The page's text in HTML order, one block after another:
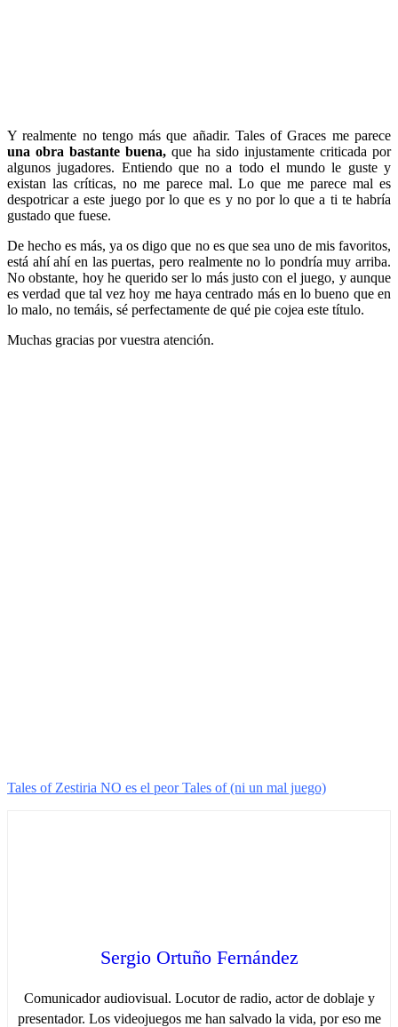
Y realmente no tengo más que añadir. Tales of Graces me parece
una obra bastante buena, que ha sido injustamente criticada por
algunos jugadores. Entiendo que no a todo el mundo le guste y
existan las críticas, no me parece mal. Lo que me parece mal es
despotricar a este juego por lo que es y no por lo que a ti te habría
gustado que fuese.
De hecho es más, ya os digo que no es que sea uno de mis favoritos,
está ahí ahí en las puertas, pero realmente no lo pondría muy arriba.
No obstante, hoy he querido ser lo más justo con el juego, y aunque
es verdad que tal vez hoy me haya centrado más en lo bueno que en
lo malo, no temáis, sé perfectamente de qué pie cojea este título.
Muchas gracias por vuestra atención.
Tales of Zestiria NO es el peor Tales of (ni un mal juego)
Sergio Ortuño Fernández
Comunicador audiovisual. Locutor de radio, actor de doblaje y
presentador. Los videojuegos me han salvado la vida, por eso me